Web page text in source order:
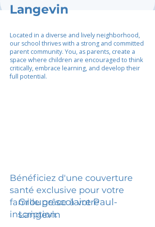
Langevin
Located in a diverse and lively neighborhood,
our school thrives with a strong and committed
parent community. You, as parents, create a
space where children are encouraged to think
critically, embrace learning, and develop their
full potential.
Bénéficiez d'une couverture
santé exclusive pour votre
famille grâce à votre
inscription.
Groupe scolaire Paul-
Langevin